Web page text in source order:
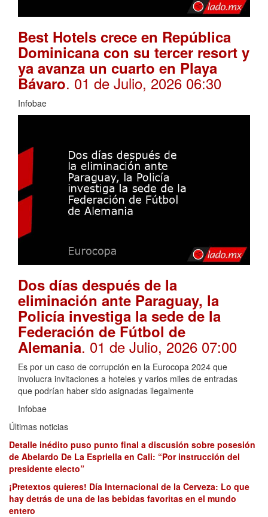
Best Hotels crece en República
Dominicana con su tercer resort y
ya avanza un cuarto en Playa
Bávaro. 01 de Julio, 2026 06:30
Infobae
Dos días después de la
eliminación ante Paraguay, la
Policía investiga la sede de la
Federación de Fútbol de
Alemania. 01 de Julio, 2026 07:00
Es por un caso de corrupción en la Eurocopa 2024 que
involucra invitaciones a hoteles y varios miles de entradas
que podrían haber sido asignadas ilegalmente
Infobae
Últimas noticias
Detalle inédito puso punto final a discusión sobre posesión
de Abelardo De La Espriella en Cali: “Por instrucción del
presidente electo”
¡Pretextos quieres! Día Internacional de la Cerveza: Lo que
hay detrás de una de las bebidas favoritas en el mundo
entero